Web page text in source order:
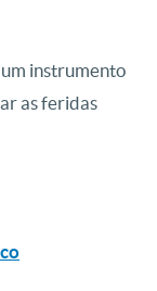
instrumento
as feridas